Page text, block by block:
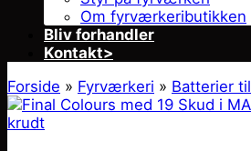
Om fyrværkeributikken
Bliv forhandler
Kontakt>
Forside » Fyrværkeri » Batterier